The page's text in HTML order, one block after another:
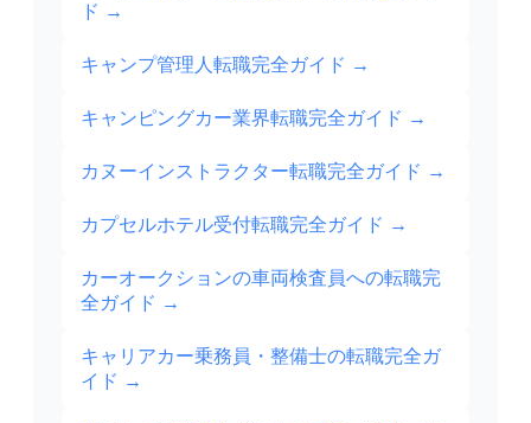
ド →
キャンプ管理人転職完全ガイド →
キャンピングカー業界転職完全ガイド →
カヌーインストラクター転職完全ガイド →
カプセルホテル受付転職完全ガイド →
カーオークションの車両検査員への転職完
全ガイド →
キャリアカー乗務員・整備士の転職完全ガ
イド →